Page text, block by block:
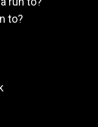
to?